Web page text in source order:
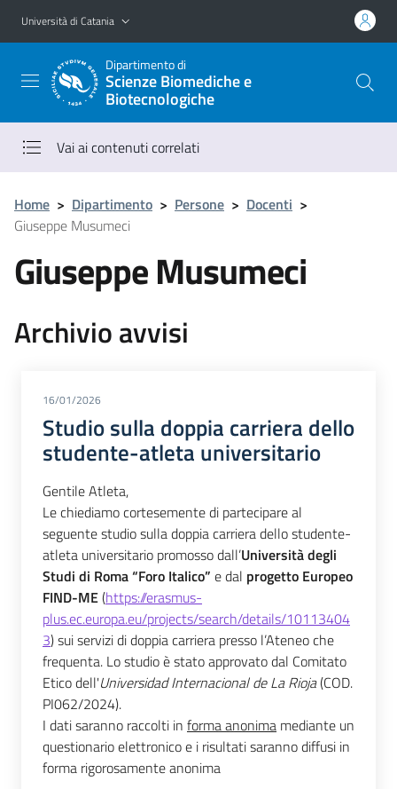
Vai al contenuto principale
Vai al menu di navigazione
Università di Catania
Dipartimento di
Scienze Biomediche e
Biotecnologiche
Vai ai contenuti correlati
Home > Dipartimento > Persone > Docenti >
Giuseppe Musumeci
Giuseppe Musumeci
Archivio avvisi
16/01/2026
Studio sulla doppia carriera dello
studente-atleta universitario
Gentile Atleta,
Le chiediamo cortesemente di partecipare al
seguente studio sulla doppia carriera dello studente-
atleta universitario promosso dall’Università degli
Studi di Roma “Foro Italico” e dal progetto Europeo
FIND-ME (https://erasmus-
plus.ec.europa.eu/projects/search/details/10113404
3) sui servizi di doppia carriera presso l’Ateneo che
frequenta. Lo studio è stato approvato dal Comitato
Etico dell'Universidad Internacional de La Rioja (COD.
PI062/2024).
I dati saranno raccolti in forma anonima mediante un
questionario elettronico e i risultati saranno diffusi in
forma rigorosamente anonima